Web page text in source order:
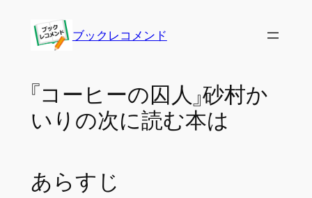
ブックレコメンド
『コーヒーの囚人』砂村か
いりの次に読む本は
あらすじ